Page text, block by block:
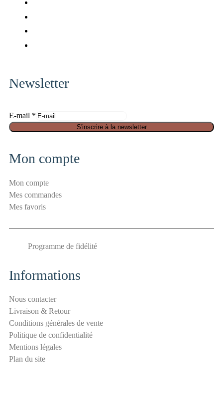
Newsletter
S
é
r
t
é
E
l
n
t
i
-
s
p
E-mail *
S'inscrire à la newsletter
Mon compte
Mon compte
Mes commandes
Mes favoris
Programme de fidélité
Informations
Nous contacter
Livraison & Retour
Conditions générales de vente
Politique de confidentialité
Mentions légales
Plan du site